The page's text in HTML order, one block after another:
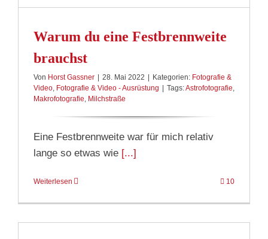
Warum du eine Festbrennweite
brauchst
Von Horst Gassner 28. Mai 2022 Kategorien: Fotografie &
Video, Fotografie & Video - Ausrüstung Tags:Astrofotografie,
Makrofotografie, Milchstraße
Eine Festbrennweite war für mich relativ
lange so etwas wie [...]
Weiterlesen 10